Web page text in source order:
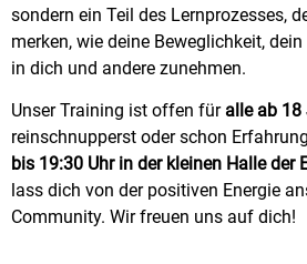
sondern ein Teil des Lernprozesses,
merken, wie deine Beweglichkeit,
in dich und andere zunehmen.
Unser Training ist offen für alle ab 18
reinschnupperst oder schon
bis 19:30 Uhr in der kleinen Halle der
lass dich von der positiven Energie
Community. Wir freuen uns auf dich!